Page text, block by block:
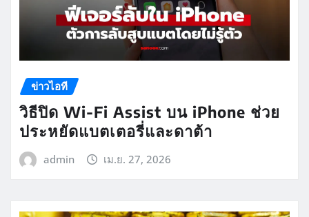
ข่าวไอที
วิธีปิด Wi-Fi Assist บน iPhone ช่วย
ประหยัดแบตเตอรี่และดาต้า
admin เม.ย. 27, 2026